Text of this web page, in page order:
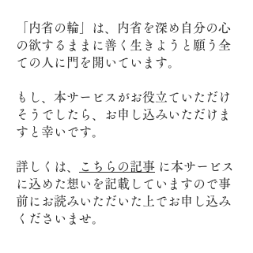
「内省の輪」は、内省を深め自分の心
の欲するままに善く生きようと願う全
ての人に門を開いています。
もし、本サービスがお役立ていただけ
そうでしたら、お申し込みいただけま
すと幸いです。
詳しくは、 こちらの記事 に本サービス
に込めた想いを記載していますので事
前にお読みいただいた上でお申し込み
くださいませ。